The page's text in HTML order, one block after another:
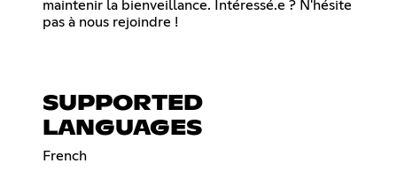
maintenir la bienveillance. Intéressé.e ? N'hésite
pas à nous rejoindre !
SUPPORTED
LANGUAGES
French